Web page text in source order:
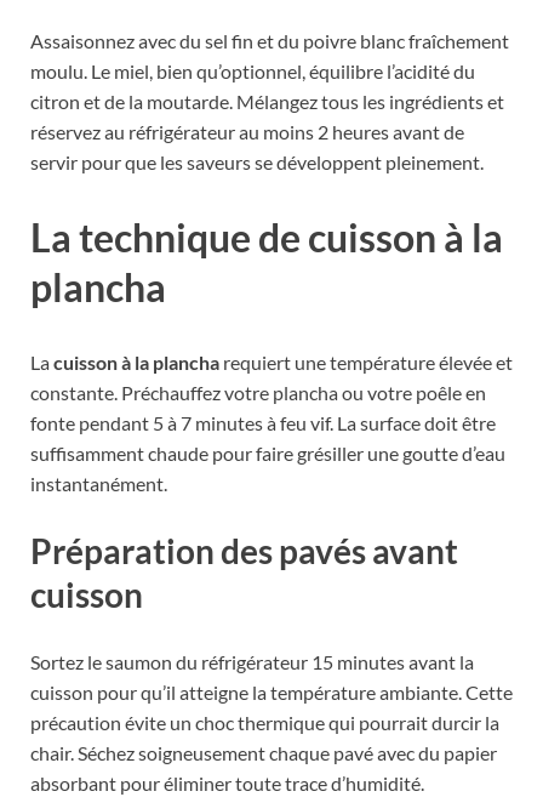
Assaisonnez avec du sel fin et du poivre blanc fraîchement
moulu. Le miel, bien qu’optionnel, équilibre l’acidité du
citron et de la moutarde. Mélangez tous les ingrédients et
réservez au réfrigérateur au moins 2 heures avant de
servir pour que les saveurs se développent pleinement.
La technique de cuisson à la
plancha
Lacuisson à la plancha requiert une température élevée et
constante. Préchauffez votre plancha ou votre poêle en
fonte pendant 5 à 7 minutes à feu vif. La surface doit être
suffisamment chaude pour faire grésiller une goutte d’eau
instantanément.
Préparation des pavés avant
cuisson
Sortez le saumon du réfrigérateur 15 minutes avant la
cuisson pour qu’il atteigne la température ambiante. Cette
précaution évite un choc thermique qui pourrait durcir la
chair. Séchez soigneusement chaque pavé avec du papier
absorbant pour éliminer toute trace d’humidité.